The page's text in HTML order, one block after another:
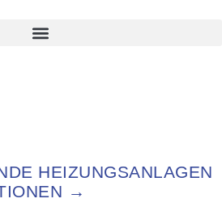
HEIZUNGSANLAGEN
→